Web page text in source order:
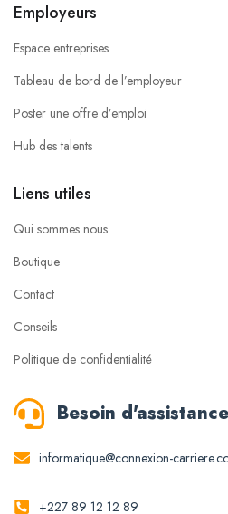
Employeurs
Espace entreprises
Tableau de bord de l’employeur
Poster une offre d’emploi
Hub des talents
Liens utiles
Qui sommes nous
Boutique
Contact
Conseils
Politique de confidentialité
Besoin d'assistance
informatique@connexion-
+227 89 12 12 89